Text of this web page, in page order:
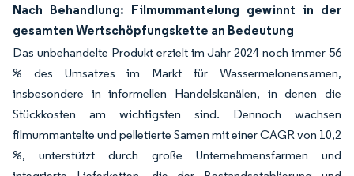
Nach Behandlung: Filmummantelung gewinnt in der
gesamten Wertschöpfungskette an Bedeutung
Das unbehandelte Produkt erzielt im Jahr 2024 noch immer 56
% des Umsatzes im Markt für Wassermelonensamen,
insbesondere in informellen Handelskanälen, in denen die
Stückkosten am wichtigsten sind. Dennoch wachsen
filmummantelte und pelletierte Samen mit einer CAGR von 10,2
%, unterstützt durch große Unternehmensfarmen und